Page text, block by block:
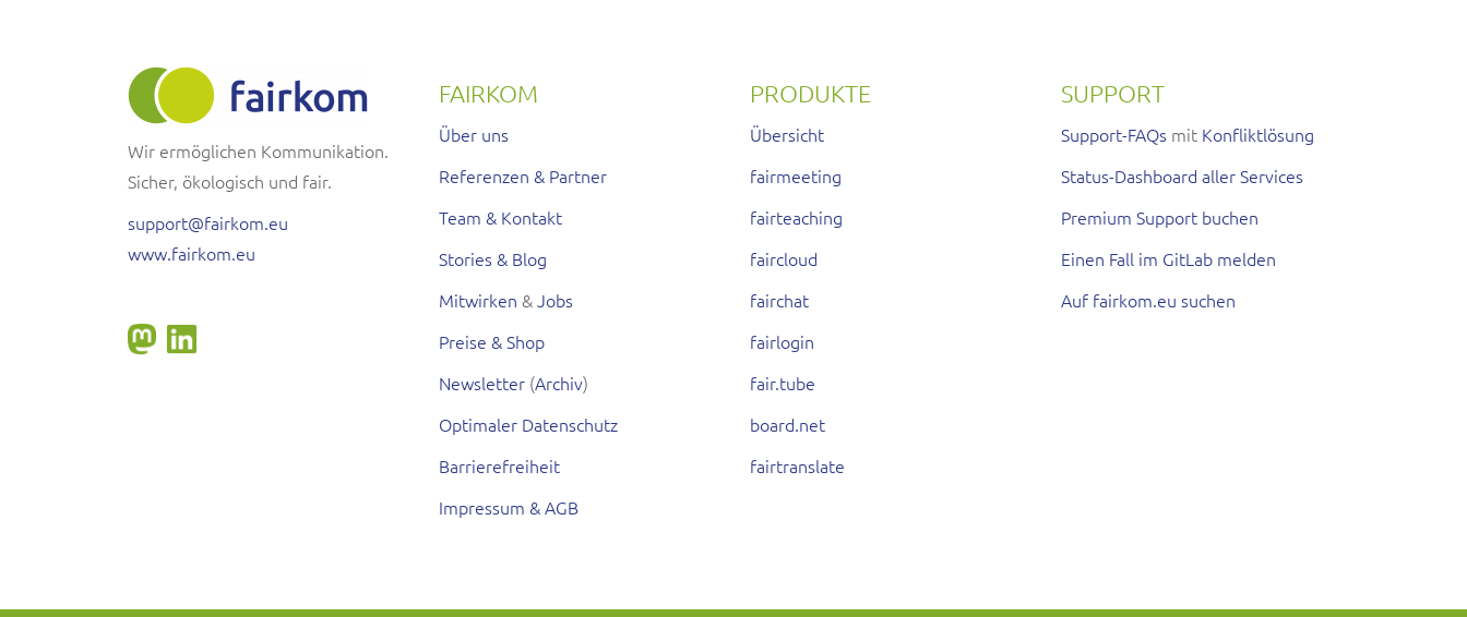
Wir ermöglichen Kommunikation.
Sicher, ökologisch und fair.
support@fairkom.eu
www.fairkom.eu
FAIRKOM
Über uns
Referenzen & Partner
Team & Kontakt
Stories & Blog
Mitwirken &Jobs
Preise & Shop
Newsletter (Archiv)
Optimaler Datenschutz
Barrierefreiheit
Impressum & AGB
PRODUKTE
Übersicht
fairmeeting
fairteaching
faircloud
fairchat
fairlogin
fair.tube
board.net
fairtranslate
SUPPORT
Support-FAQs mit Konfliktlösung
Status-Dashboard aller Services
Premium Support buchen
Einen Fall im GitLab melden
Auf fairkom.eu suchen